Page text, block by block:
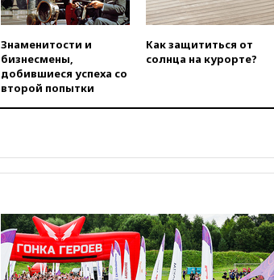
47 из 50 штатов США
сбила 200 украинских
беспилотников
золотых медалей выиграли на
главы «Уралдронзавода»
после взрыва ничего не
вчера, 20:08По всей Грузии
снова отключилось
электричество
вчера, 20:00Зеленский связал
Знаменитости и
бизнесмены,
добившиеся успеха со
второй попытки
Как защититься от
солнца на курорте?